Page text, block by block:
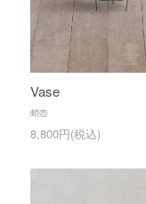
Vase
蛸壺
8,800円(税込)